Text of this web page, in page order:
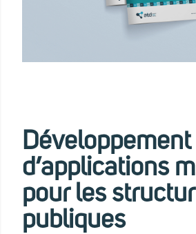
Développement
d’applications
pour les
publiques